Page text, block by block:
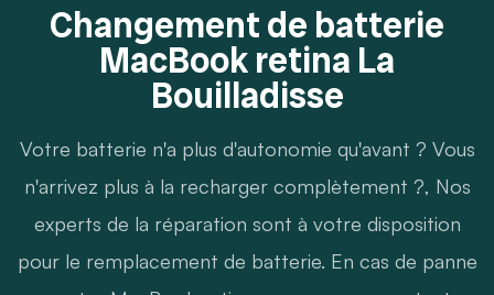
Changement de batterie
MacBook retina La
Bouilladisse
Votre batterie n'a plus d'autonomie qu'avant ? Vous
n'arrivez plus à la recharger complètement ?, Nos
experts de la réparation sont à votre disposition
pour le remplacement de batterie. En cas de panne